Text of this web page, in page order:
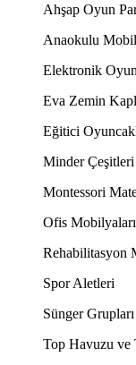
Ahşap Oyun
Anaokulu
Elektronik
Eva Zemin
Eğitici
Minder Çeşitleri
Montessori
Ofis Mobilyaları
Rehabilitasyon
Spor Aletleri
Sünger Grupları
Top Havuzu ve